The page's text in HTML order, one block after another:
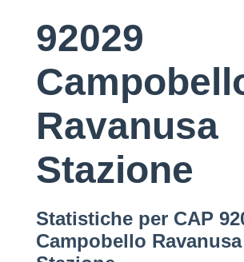
92029
Ravanusa
Stazione
Statistiche per CAP
Campobello Ravanusa